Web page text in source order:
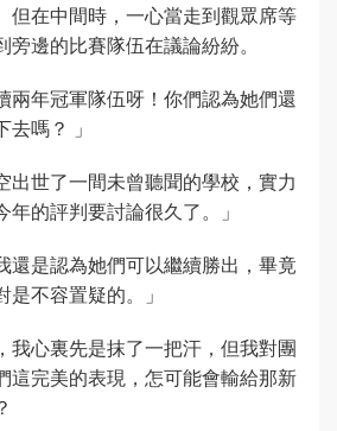
但在中間時，一心當走到觀眾席等
邊的比賽隊伍在議論紛紛。
兩年冠軍隊伍呀！你們認為她們還
嗎？ 」
出世了一間未曾聽聞的學校，實力
的評判要討論很久了。」
還是認為她們可以繼續勝出，畢竟
不容置疑的。」
我心裏先是抹了一把汗，但我對團
這完美的表現，怎可能會輸給那新